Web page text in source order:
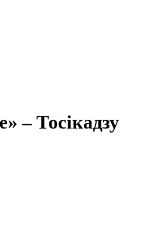
– Тосікадзу